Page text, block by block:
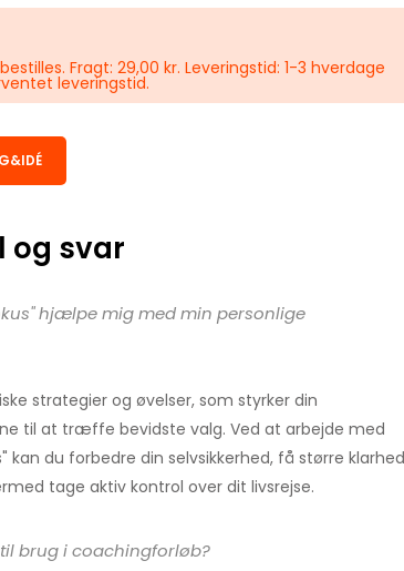
Fragt: 29,00 kr. Leveringstid: 1-3 hverdage
leveringstid.
og svar
hjælpe mig med min personlige
strategier og øvelser, som styrker din
til at træffe bevidste valg. Ved at arbejde med
kan du forbedre din selvsikkerhed, få større klarhed
tage aktiv kontrol over dit livsrejse.
til brug i coachingforløb?